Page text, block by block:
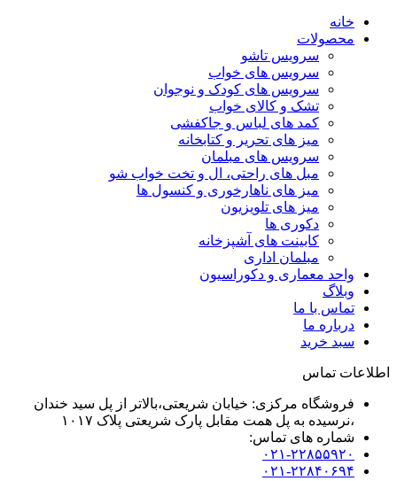
خانه
محصولات
سرویس تاشو
سرویس های خواب
سرویس های کودک و نوجوان
تشک و کالای خواب
کمد های لباس و جاکفشی
میز های تحریر و کتابخانه
سرویس های مبلمان
مبل های راحتی، ال و تخت خواب شو
میز های ناهارخوری و کنسول ها
میز های تلویزیون
دکوری ها
کابینت های آشپزخانه
مبلمان اداری
واحد معماری و دکوراسیون
وبلاگ
تماس با ما
درباره ما
سبد خرید
اطلاعات تماس
فروشگاه مرکزی: خیابان شریعتی،بالاتر از پل سید خندان
،نرسیده به پل همت مقابل پارک شریعتی پلاک ۱۰۱۷
شماره های تماس:
۰۲۱-۲۲۸۵۵۹۲۰
۰۲۱-۲۲۸۴۰۶۹۴